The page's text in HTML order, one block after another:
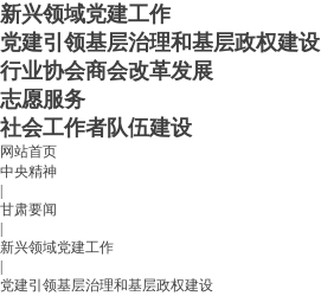
新兴领域党建工作
党建引领基层治理和基层政权建设
行业协会商会改革发展
志愿服务
社会工作者队伍建设
网站首页
中央精神
甘肃要闻
新兴领域党建工作
党建引领基层治理和基层政权建设